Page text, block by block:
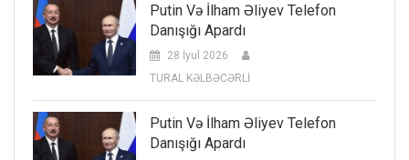
Putin Və İlham Əliyev Telefon
Danışığı Apardı
28 İyul 2026
TURAL KƏLBƏCƏRLİ
Putin Və İlham Əliyev Telefon
Danışığı Apardı